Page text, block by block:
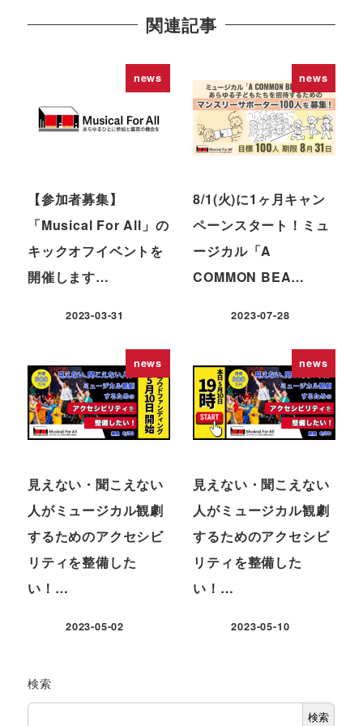
関連記事
news
【参加者募集】
「Musical For All」の
キックオフイベントを
開催します…
2023-03-31
news
8/1(火)に1ヶ月キャン
ペーンスタート！ミュ
ージカル「A
COMMON BEA…
2023-07-28
news
見えない・聞こえない
人がミュージカル観劇
するためのアクセシビ
リティを整備した
い！…
2023-05-02
news
見えない・聞こえない
人がミュージカル観劇
するためのアクセシビ
リティを整備した
い！…
2023-05-10
検索
検索